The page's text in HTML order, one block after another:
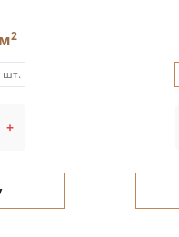
2
шт.
+